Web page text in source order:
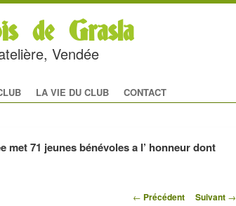
de Grasla
Vendée
LA VIE DU CLUB CONTACT
met 71 jeunes bénévoles a l’ honneur dont
Navigation des
← Précédent Suivant →